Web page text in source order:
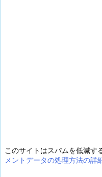
このサイトはスパムを低減す
メントデータの処理方法の詳